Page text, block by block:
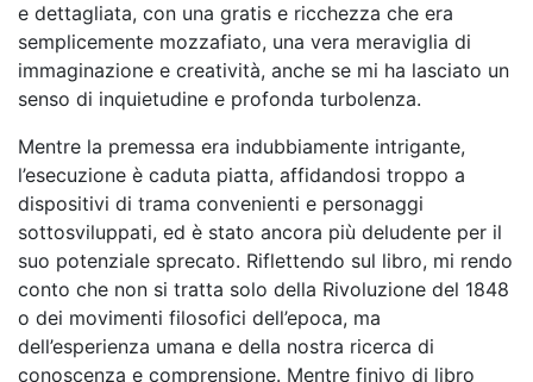
e dettagliata, con una gratis e ricchezza che era
semplicemente mozzafiato, una vera meraviglia di
immaginazione e creatività, anche se mi ha lasciato un
senso di inquietudine e profonda turbolenza.
Mentre la premessa era indubbiamente intrigante,
l’esecuzione è caduta piatta, affidandosi troppo a
dispositivi di trama convenienti e personaggi
sottosviluppati, ed è stato ancora più deludente per il
suo potenziale sprecato. Riflettendo sul libro, mi rendo
conto che non si tratta solo della Rivoluzione del 1848
o dei movimenti filosofici dell’epoca, ma
dell’esperienza umana e della nostra ricerca di
conoscenza e comprensione. Mentre finivo di libro